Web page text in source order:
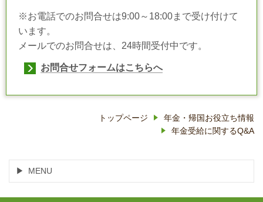
※お電話でのお問合せは9:00～18:00まで受け付けて
います。
メールでのお問合せは、24時間受付中です。
お問合せフォームはこちらへ
トップページ
年金・帰国お役立ち情報
年金受給に関するQ&A
MENU